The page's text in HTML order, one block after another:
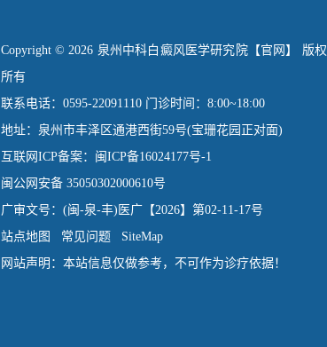
Copyright © 2026 泉州中科白癜风医学研究院【官网】 版权
所有
联系电话：0595-22091110 门诊时间：8:00~18:00
地址：泉州市丰泽区通港西街59号(宝珊花园正对面)
互联网ICP备案：闽ICP备16024177号-1
闽公网安备 35050302000610号
广审文号：(闽-泉-丰)医广【2026】第02-11-17号
站点地图
常见问题
SiteMap
网站声明：本站信息仅做参考，不可作为诊疗依据！